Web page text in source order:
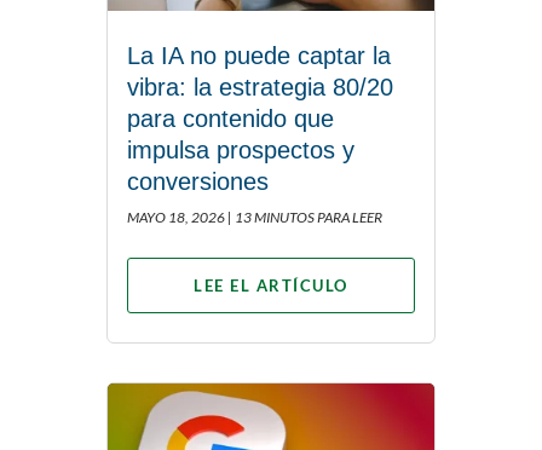
La IA no puede captar la
vibra: la estrategia 80/20
para contenido que
impulsa prospectos y
conversiones
MAYO 18, 2026 | 13 MINUTOS PARA LEER
LEE EL ARTÍCULO